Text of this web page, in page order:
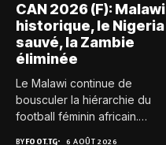
CAN 2026 (F): Malawi
historique, le Nigeria
sauvé, la Zambie
éliminée
Le Malawi continue de
bousculer la hiérarchie du
football féminin africain.
BYFOOT.TG 6 AOÛT 2026